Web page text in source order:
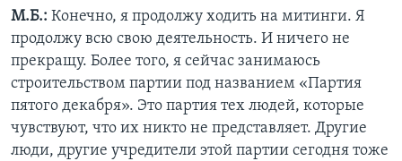
М.Б.: Конечно, я продолжу ходить на митинги. Я
продолжу всю свою деятельность. И ничего не
прекращу. Более того, я сейчас занимаюсь
строительством партии под названием «Партия
пятого декабря». Это партия тех людей, которые
чувствуют, что их никто не представляет. Другие
люди, другие учредители этой партии сегодня тоже